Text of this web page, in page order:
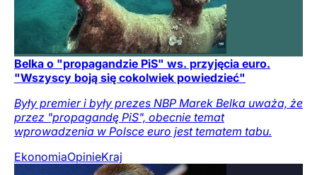
Belka o "propagandzie PiS" ws. przyjęcia euro.
"Wszyscy boją się cokolwiek powiedzieć"
Były premier i były prezes NBP Marek Belka uważa, że
przez "propagandę PiS", obecnie temat
wprowadzenia w Polsce euro jest tematem tabu.
EkonomiaOpinieKraj